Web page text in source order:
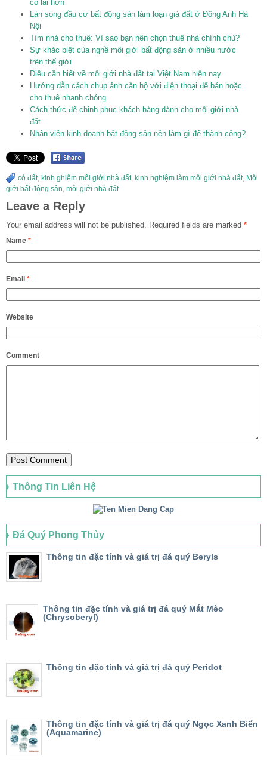
có lãi hơn
Làn sóng đầu cơ bất động sản làm loạn giá đất ở Đông Anh Hà
Nội
Tìm nhà cho thuê: Vì sao bạn nên chọn thuê nhà chính chủ?
Sự khác biệt của nghề môi giới bất động sản ở nhiều nước
trên thế giới
Điều cần biết về môi giới nhà đất tại Việt Nam hiện nay
Hướng dẫn cách chụp ảnh căn hộ với điện thoại để bán hoặc
cho thuê nhanh chóng
Cách thức để chinh phục khách hàng dành cho môi giới nhà
đất
Nhân viên kinh doanh bất động sản nên làm gì để thành công?
cò đất, kinh ghiệm môi giới nhà đất, kinh nghiệm làm môi giới nhà đất, Môi
giới bất động sản, môi giới nhà đát
Leave a Reply
Your email address will not be published. Required fields are marked *
Name *
Email *
Website
Comment
Thông Tin Liên Hệ
Đá Quý Phong Thủy
Thông tin đặc tính và giá trị đá quý Beryls
Thông tin đặc tính và giá trị đá quý Mắt Mèo
(Chrysoberyl)
Thông tin đặc tính và giá trị đá quý Peridot
Thông tin đặc tính và giá trị đá quý Ngọc Xanh Biển
(Aquamarine)